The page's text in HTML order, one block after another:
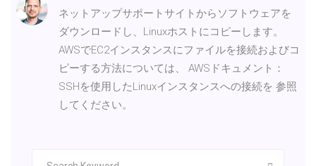
ネットアップサポートサイトからソフトウェアを
ダウンロードし、Linuxホストにコピーします。
AWSでEC2インスタンスにファイルを接続およびコ
ピーする方法については、 AWSドキュメント：
SSHを使用したLinuxインスタンスへの接続を 参照
してください。